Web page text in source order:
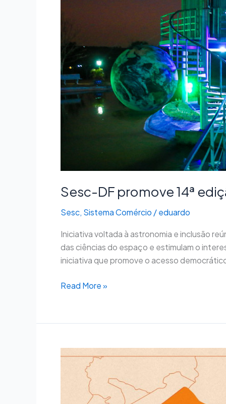
Sesc-DF promove 14ª
Sesc, Sistema Comércio /eduardo
Iniciativa voltada à astronomia e inclusão
das ciências do espaço e estimulam o
iniciativa que promove o acesso
“De
Olho
no
Céu”
Read More »
Sesc-
diálogos